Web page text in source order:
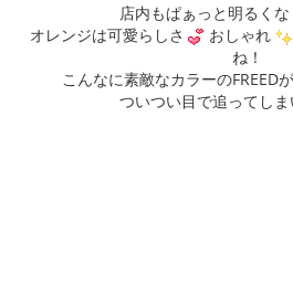
店内もぱぁっと明るく
オレンジは可愛らしさ
おしゃれ
ね！
こんなに素敵なカラーのFREED
ついつい目で追ってし